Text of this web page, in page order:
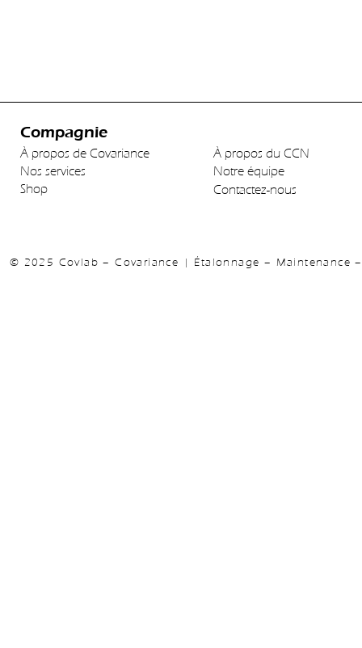
Compagnie
À propos de Covariance
Nos services
Shop
À propos du CCN
Notre équipe
Contactez-nous
© 2025 Covlab – Covariance | Étalonnage – Maintenance